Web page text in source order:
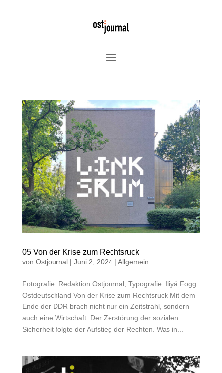
05 Von der Krise zum Rechtsruck
von Ostjournal| Juni 2, 2024| Allgemein
Fotografie: Redaktion Ostjournal, Typografie: Iliyá Fogg.
Ostdeutschland Von der Krise zum Rechtsruck Mit dem
Ende der DDR brach nicht nur ein Zeitstrahl, sondern
auch eine Wirtschaft. Der Zerstörung der sozialen
Sicherheit folgte der Aufstieg der Rechten. Was in...